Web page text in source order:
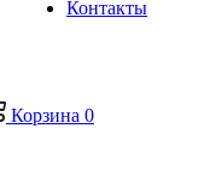
Контакты
Корзина 0